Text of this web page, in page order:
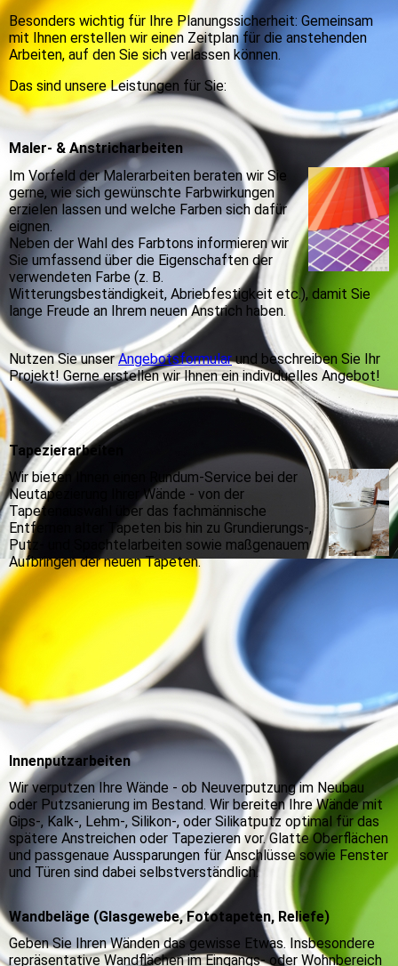
Besonders wichtig für Ihre Planungssicherheit: Gemeinsam
mit Ihnen erstellen wir einen Zeitplan für die anstehenden
Arbeiten, auf den Sie sich verlassen können.
Das sind unsere Leistungen für Sie:
Maler- & Anstricharbeiten
Im Vorfeld der Malerarbeiten beraten wir Sie
gerne, wie sich gewünschte Farbwirkungen
erzielen lassen und welche Farben sich dafür
eignen.
Neben der Wahl des Farbtons informieren wir
Sie umfassend über die Eigenschaften der
verwendeten Farbe (z. B.
Witterungsbeständigkeit, Abriebfestigkeit etc.), damit Sie
lange Freude an Ihrem neuen Anstrich haben.
Nutzen Sie unserAngebotsformularund beschreiben Sie Ihr
Projekt! Gerne erstellen wir Ihnen ein individuelles Angebot!
Tapezierarbeiten
Wir bieten Ihnen einen Rundum-Service bei der
Neutapezierung Ihrer Wände - von der
Tapetenauswahl über das fachmännische
Entfernen alter Tapeten bis hin zu Grundierungs-,
Putz- und Spachtelarbeiten sowie maßgenauem
Aufbringen der neuen Tapeten.
Innenputzarbeiten
Wir verputzen Ihre Wände - ob Neuverputzung im Neubau
oder Putzsanierung im Bestand. Wir bereiten Ihre Wände mit
Gips-, Kalk-, Lehm-, Silikon-, oder Silikatputz optimal für das
spätere Anstreichen oder Tapezieren vor. Glatte Oberflächen
und passgenaue Aussparungen für Anschlüsse sowie Fenster
und Türen sind dabei selbstverständlich.
Wandbeläge (Glasgewebe, Fototapeten, Reliefe)
Geben Sie Ihren Wänden das gewisse Etwas. Insbesondere
repräsentative Wandflächen im Eingangs- oder Wohnbereich